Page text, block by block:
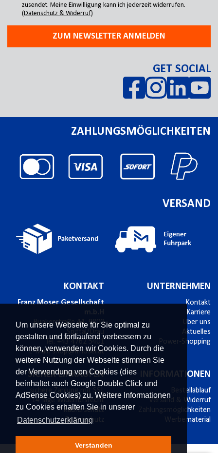
Um unsere Webseite für Sie optimal zu
gestalten und fortlaufend verbessern zu
können, verwenden wir Cookies. Durch die
weitere Nutzung der Webseite stimmen Sie
der Verwendung von Cookies (dies
beinhaltet auch Google Double Click und
AdSense Cookies) zu. Weitere Informationen
zu Cookies erhalten Sie in unserer
Datenschutzerklärung
Verstanden
zusendet. Meine Einwilligung kann ich jederzeit widerrufen.
(Datenschutz & Widerruf)
ZUM NEWSLETTER ANMELDEN
GET SOCIAL
ZAHLUNGSMÖGLICHKEITEN
VERSAND
KONTAKT
Franz Moser Gesellschaft
m.b.H
Bünkerstraße 44,9800
Spittal/Drau
Tel. +43 4762 5401
E-Mail: shop@fmoser.at
UNTERNEHMEN
Kontakt
Karriere
Über uns
Aktuelles
Power-Shopping
SICHER EINKAUFEN
sichere Zahlung mit SSL
14 Tage Widerrufsrecht
Käuferschutz
Datenschutz
INFORMATIONEN
Bestellablauf
Versand & Widerruf
Zahlungsmöglichkeiten
Werbematerial